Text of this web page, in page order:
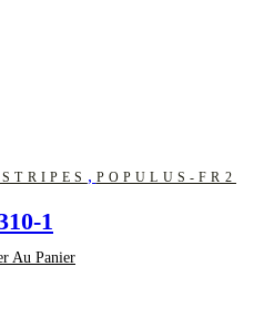
, POPULUS-FR2
1
Au Panier